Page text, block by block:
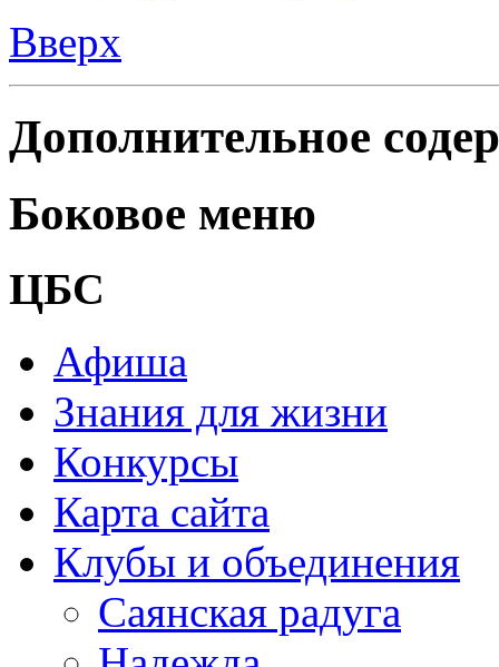
Вверх
Дополнительное
Боковое меню
ЦБС
Афиша
Знания для жизни
Конкурсы
Карта сайта
Клубы и объединения
Саянская радуга